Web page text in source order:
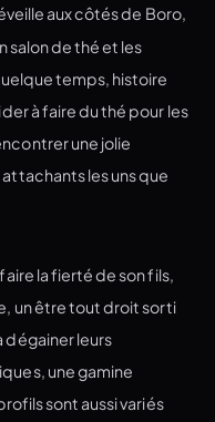
aux côtés de Boro,
salon de thé et les
temps, histoire
à faire du thé pour les
une jolie
les uns que
la fierté de son fils,
un être tout droit sorti
dégainer leurs
une gamine
sont aussi variés